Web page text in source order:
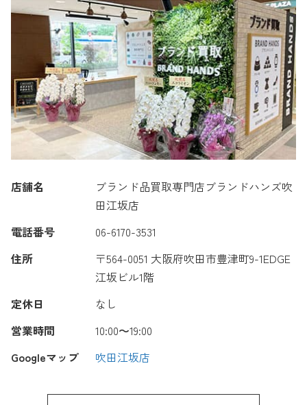
店舗名
ブランド品買取専門店ブランドハンズ吹
田江坂店
電話番号
06-6170-3531
住所
〒564-0051 大阪府吹田市豊津町9-1EDGE
江坂ビル1階
定休日
なし
営業時間
10:00〜19:00
Googleマップ
吹田江坂店